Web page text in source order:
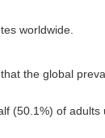
worldwide.
the global
(50.1%) of adults